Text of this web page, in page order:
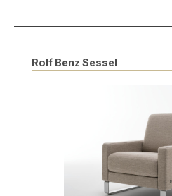
Produktgalerie überspringen
Rolf Benz Sessel